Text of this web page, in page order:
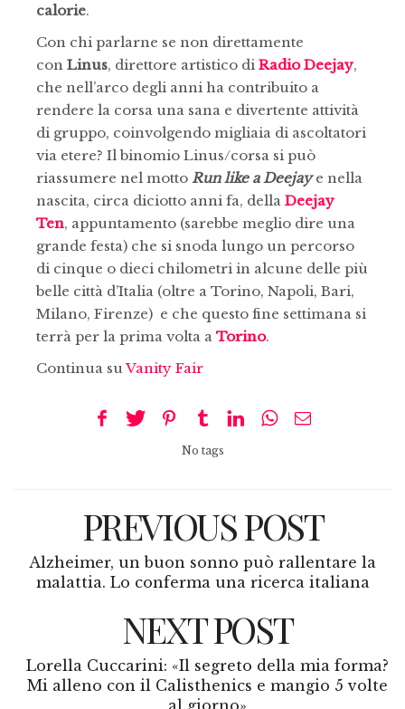
calorie.
Con chi parlarne se non direttamente
con Linus, direttore artistico di Radio Deejay,
che nell’arco degli anni ha contribuito a
rendere la corsa una sana e divertente attività
di gruppo, coinvolgendo migliaia di ascoltatori
via etere? Il binomio Linus/corsa si può
riassumere nel motto Run like a Deejaye nella
nascita, circa diciotto anni fa, della Deejay
Ten, appuntamento (sarebbe meglio dire una
grande festa) che si snoda lungo un percorso
di cinque o dieci chilometri in alcune delle più
belle città d’Italia (oltre a Torino, Napoli, Bari,
Milano, Firenze) e che questo fine settimana si
terrà per la prima volta a Torino.
Continua suVanity Fair
No tags
PREVIOUS POST
Alzheimer, un buon sonno può rallentare la
malattia. Lo conferma una ricerca italiana
NEXT POST
Lorella Cuccarini: «Il segreto della mia forma?
Mi alleno con il Calisthenics e mangio 5 volte
al giorno»